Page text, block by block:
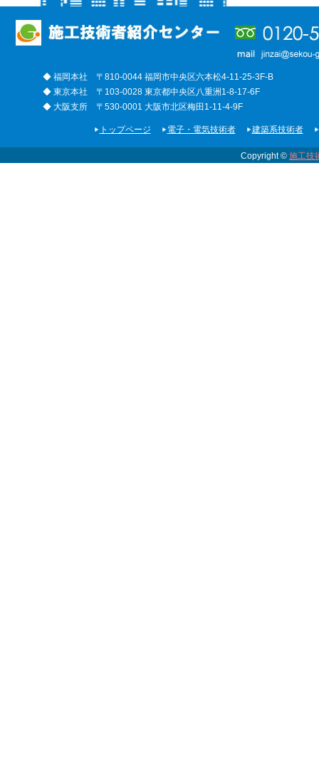
◆ 福岡本社 〒810-0044 福岡市中央区六本松4-11-25-3F-B
◆ 東京本社 〒103-0028 東京都中央区八重洲1-8-17-6F
◆ 大阪支所 〒530-0001 大阪市北区梅田1-11-4-9F
トップページ 電子・電気技術者 建築系技術者
Copyright © 施工技